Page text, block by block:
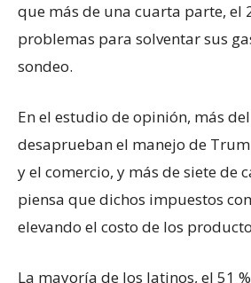
que más de una cuarta parte, el
problemas para solventar sus
sondeo.
En el estudio de opinión, más
desaprueban el manejo de
y el comercio, y más de siete de
piensa que dichos impuestos
elevando el costo de los
La mayoría de los latinos, el 51